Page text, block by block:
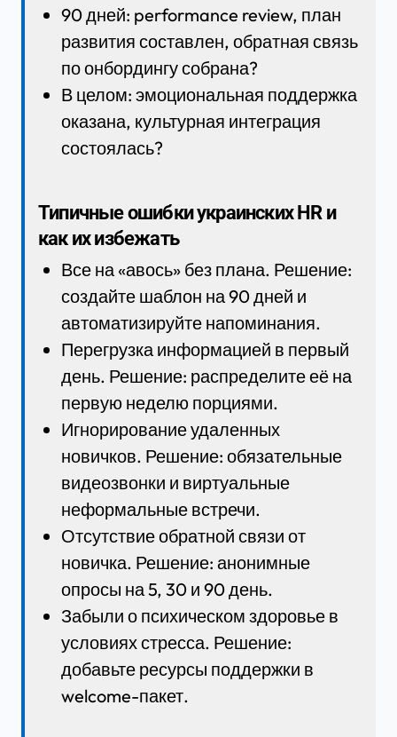
90 дней: performance review, план
развития составлен, обратная связь
по онбордингу собрана?
В целом: эмоциональная поддержка
оказана, культурная интеграция
состоялась?
Типичные ошибки украинских HR и
как их избежать
Все на «авось» без плана. Решение:
создайте шаблон на 90 дней и
автоматизируйте напоминания.
Перегрузка информацией в первый
день. Решение: распределите её на
первую неделю порциями.
Игнорирование удаленных
новичков. Решение: обязательные
видеозвонки и виртуальные
неформальные встречи.
Отсутствие обратной связи от
новичка. Решение: анонимные
опросы на 5, 30 и 90 день.
Забыли о психическом здоровье в
условиях стресса. Решение:
добавьте ресурсы поддержки в
welcome-пакет.